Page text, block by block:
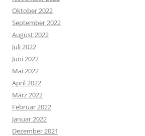
Oktober 2022
September 2022
August 2022
Juli 2022
Juni 2022
Mai 2022
April 2022
März 2022
Februar 2022
Januar 2022
Dezember 2021